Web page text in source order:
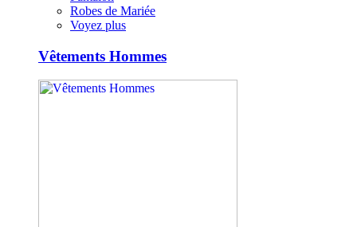
Robes de Mariée
Voyez plus
Vêtements Hommes